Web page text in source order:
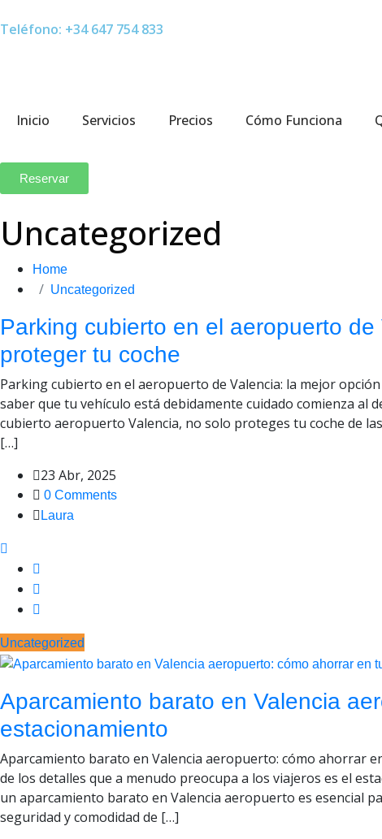
Teléfono: +34 647 754 833
Inicio Servicios Precios Cómo Funciona
Reservar
Uncategorized
Home
Uncategorized
Parking cubierto en el aeropuerto
proteger tu coche
Parking cubierto en el aeropuerto de Valencia: la mejor
saber que tu vehículo está debidamente cuidado comienza al
cubierto aeropuerto Valencia, no solo proteges tu coche de
[…]
23 Abr, 2025
0 Comments
Laura
Uncategorized
Aparcamiento barato en Valencia
estacionamiento
Aparcamiento barato en Valencia aeropuerto: cómo ahorrar
de los detalles que a menudo preocupa a los viajeros es el
un aparcamiento barato en Valencia aeropuerto es esencial
seguridad y comodidad de […]